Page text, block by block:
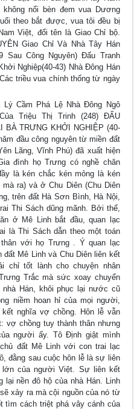
nổi bèn đem vua Dương
theo bắt được, vua tôi đều bị
Việt, đổi tên là Giao Chỉ bộ.
Giao Chỉ Và Nhà Tây Hán
Sau Công Nguyên) Đấu Tranh
Nghiệp(40-43) Nhà Đông Hán
triều vua chính thống từ ngày
Cầm Phá Lệ Nhà Đông Ngô
Triệu Thị Trinh (248) ĐẤU
BÀ TRƯNG KHỞI NGHIỆP (40-
đầu công nguyên từ miền đất
Lãng, Vĩnh Phú) đã xuất hiện
đình họ Trưng có nghề chăn
là kén chắc kén mỏng là kén
ra) và ở Chu Diên (Chu Diên
trên đất Hà Sơn Bình, Hà Nội,
Thi Sách dũng mãnh. Bởi thế,
ở Mê Linh bắt đầu, quan lạc
là Thi Sách dẫn theo một toán
với họ Trưng . Ý quan lạc
Mê Linh và Chu Diên liên kết
chỉ tốt lành cho chuyện nhân
Trắc mà sức xoay chuyển
Hán, khôi phục lại nước cũ
niềm hoan hỉ của mọi người,
nghĩa vợ chồng. Hôn lễ vẫn
vợ chồng tuy thành thân nhưng
người ấy. Tô Định giật mình
đất Mê Linh với con trai lạc
đằng sau cuộc hôn lễ là sự liên
của người Việt. Sự liên kết
lại nền đô hộ của nhà Hán. Linh
xảy ra mà cội nguồn của nó từ
tìm cách triệt phá vây cánh của